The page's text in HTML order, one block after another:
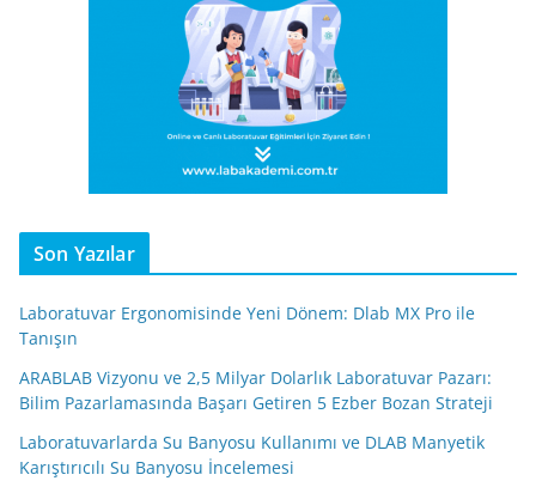
Son Yazılar
Laboratuvar Ergonomisinde Yeni Dönem: Dlab MX Pro ile
Tanışın
ARABLAB Vizyonu ve 2,5 Milyar Dolarlık Laboratuvar Pazarı:
Bilim Pazarlamasında Başarı Getiren 5 Ezber Bozan Strateji
Laboratuvarlarda Su Banyosu Kullanımı ve DLAB Manyetik
Karıştırıcılı Su Banyosu İncelemesi